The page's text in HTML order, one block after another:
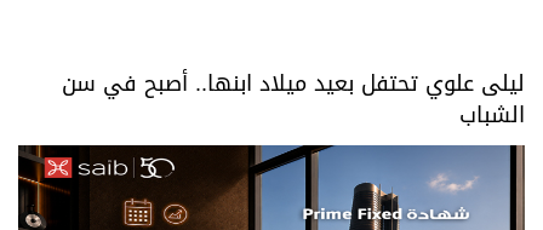
ليلى علوي تحتفل بعيد ميلاد ابنها.. أصبح في سن
الشباب